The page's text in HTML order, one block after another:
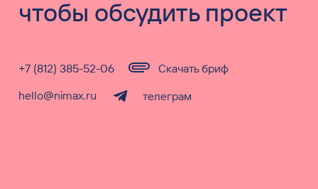
чтобы обсудить проект
hello@nimax.ru
+7 (812) 385-52-06
телеграм
Скачать бриф